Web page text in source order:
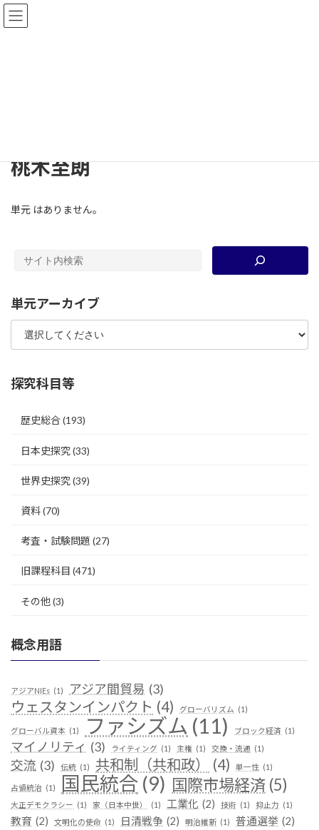
コ
ン
ナ
ビ
教材共有サイト2.0−高大連携歴史教育研究
桃木至朗
単元 はありません。
単元アーカイブ
探究科目等
歴史総合(193)
日本史探究(33)
世界史探究(39)
資料(70)
考査・試験問題 (27)
旧課程科目 (471)
その他(3)
概念用語
アジアNIEs (1) アジア間貿易 (3)
ウェスタンインパクト (4) グローバリズム (1)
グローバル資本 (1) ファシズム (11) ブロック経済 (1)
マイノリティ (3) ライティング (1) 主権 (1) 交換・流通 (1)
交流 (3) 伝統 (1) 共和制（共和政） (4) 単一性 (1)
占領統治 (1) 国民統合 (9) 国際市場経済 (5)
大正デモクラシー (1) 家（日本中世） (1) 工業化 (2) 技術 (1) 抑止力 (1)
教育 (2) 文明化の使命 (1) 日清戦争 (2) 明治維新 (1) 普通選挙 (2)